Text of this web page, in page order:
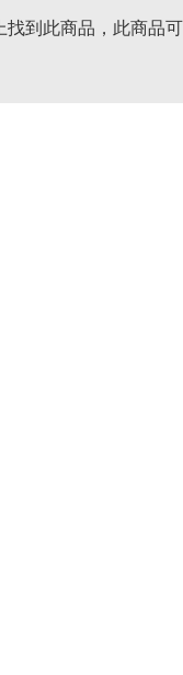
找到此商品，此商品